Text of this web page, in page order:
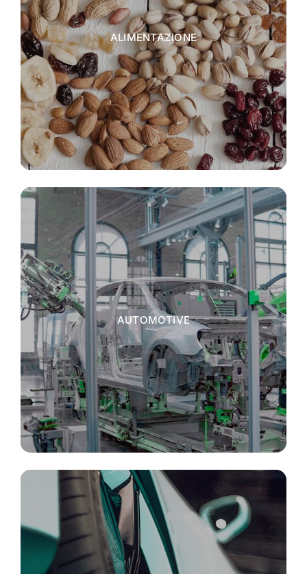
ALIMENTAZIONE
AUTOMOTIVE